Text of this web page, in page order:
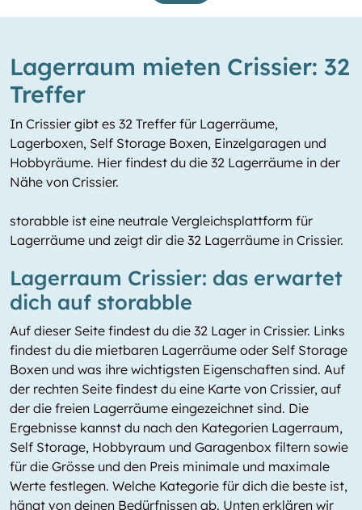
Lagerraum mieten Crissier: 32
Treffer
In Crissier gibt es 32 Treffer für Lagerräume,
Lagerboxen, Self Storage Boxen, Einzelgaragen und
Hobbyräume. Hier findest du die 32 Lagerräume in der
Nähe von Crissier.
storabble ist eine neutrale Vergleichsplattform für
Lagerräume und zeigt dir die 32 Lagerräume in Crissier.
Lagerraum Crissier: das erwartet
dich auf storabble
Auf dieser Seite findest du die 32 Lager in Crissier. Links
findest du die mietbaren Lagerräume oder Self Storage
Boxen und was ihre wichtigsten Eigenschaften sind. Auf
der rechten Seite findest du eine Karte von Crissier, auf
der die freien Lagerräume eingezeichnet sind. Die
Ergebnisse kannst du nach den Kategorien Lagerraum,
Self Storage, Hobbyraum und Garagenbox filtern sowie
für die Grösse und den Preis minimale und maximale
Werte festlegen. Welche Kategorie für dich die beste ist,
hängt von deinen Bedürfnissen ab. Unten erklären wir